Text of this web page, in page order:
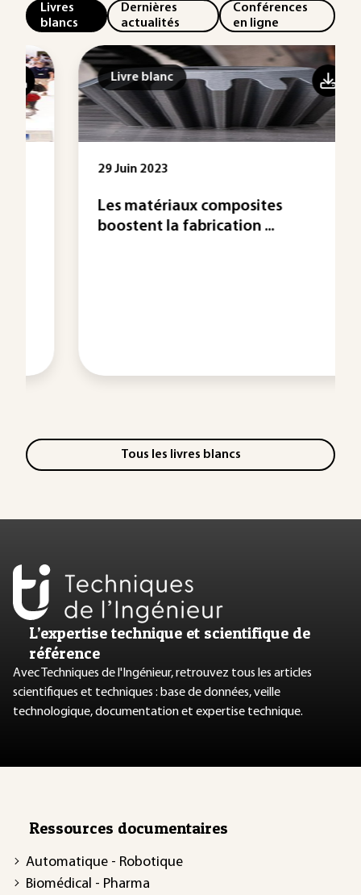
Livres
blancs
Dernières
actualités
Conférences
en ligne
Livre blanc
29 Juin 2023
Les matériaux composites
boostent la fabrication ...
Tous les livres blancs
L’expertise technique et scientifique de
référence
Avec Techniques de l'Ingénieur, retrouvez tous les articles
scientifiques et techniques : base de données, veille
technologique, documentation et expertise technique.
Ressources documentaires
Automatique - Robotique
Biomédical - Pharma